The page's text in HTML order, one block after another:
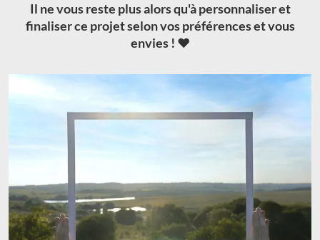
Il ne vous reste plus alors qu'à personnaliser et
finaliser ce projet selon vos préférences et vous
envies ! ❤️